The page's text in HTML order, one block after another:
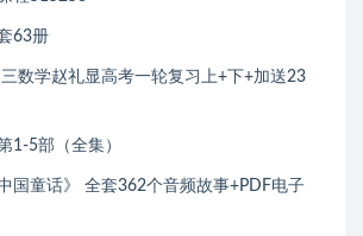
63册
数学赵礼显高考一轮复习上+下+加送23
1-5部（全集）
国童话》 全套362个音频故事+PDF电子